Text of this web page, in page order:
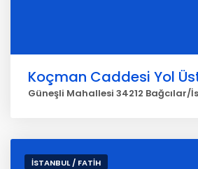
Koçman Caddesi Yol
Güneşli Mahallesi 34212 Bağcılar/
İSTANBUL / FATİH